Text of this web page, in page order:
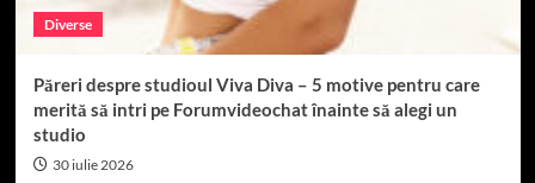
Diverse
Păreri despre studioul Viva Diva – 5 motive pentru care
merită să intri pe Forumvideochat înainte să alegi un
studio
30 iulie 2026